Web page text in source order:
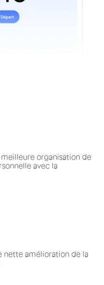
organisation de
avec la
nette amélioration de la